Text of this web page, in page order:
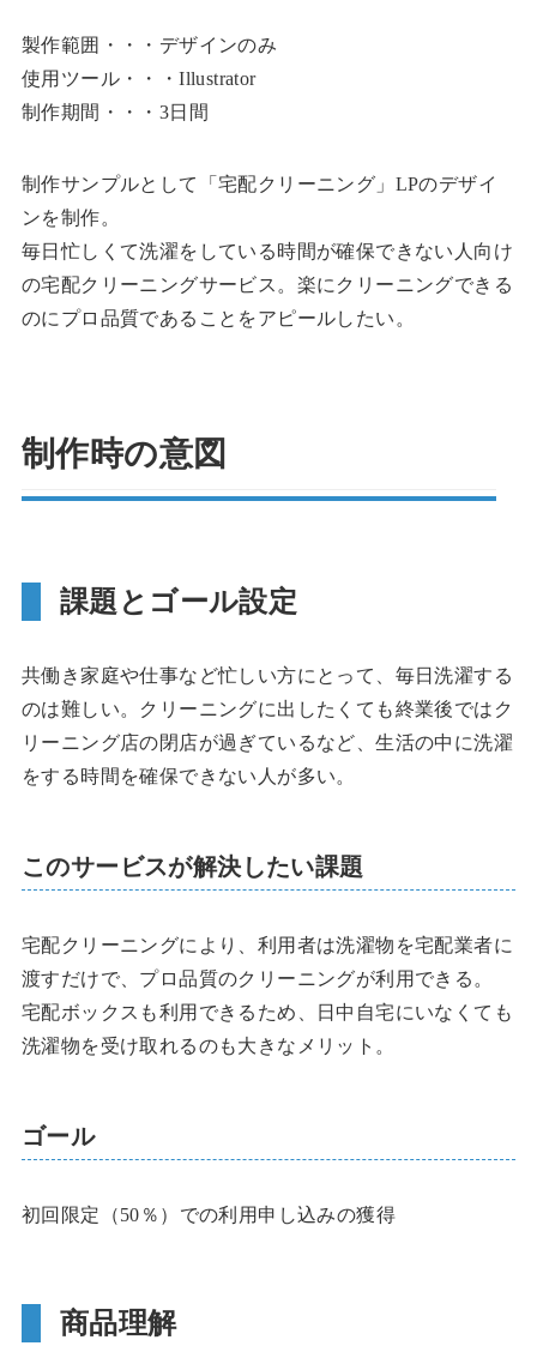
製作範囲・・・デザインのみ
使用ツール・・・Illustrator
制作期間・・・3日間
制作サンプルとして「宅配クリーニング」LPのデザイ
ンを制作。
毎日忙しくて洗濯をしている時間が確保できない人向け
の宅配クリーニングサービス。楽にクリーニングできる
のにプロ品質であることをアピールしたい。
制作時の意図
課題とゴール設定
共働き家庭や仕事など忙しい方にとって、毎日洗濯する
のは難しい。クリーニングに出したくても終業後ではク
リーニング店の閉店が過ぎているなど、生活の中に洗濯
をする時間を確保できない人が多い。
このサービスが解決したい課題
宅配クリーニングにより、利用者は洗濯物を宅配業者に
渡すだけで、プロ品質のクリーニングが利用できる。
宅配ボックスも利用できるため、日中自宅にいなくても
洗濯物を受け取れるのも大きなメリット。
ゴール
初回限定（50％）での利用申し込みの獲得
商品理解